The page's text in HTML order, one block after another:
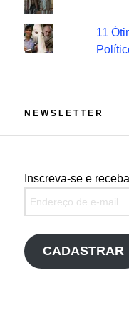
11
NEWSLETTER
Inscreva-se e
CADASTRAR